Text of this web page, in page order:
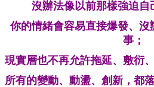
沒辦法像以前那樣強迫自
你的情緒會容易直接爆發、沒
事；
現實層也不再允許拖延、敷衍
所有的變動、動盪、創新，都